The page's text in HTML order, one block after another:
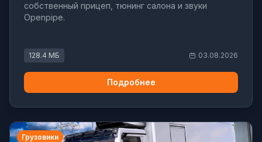
собственный прицеп, тюнинг салона и звуки
Openpipe.
128.4 МБ 03.08.2026
Подробнее
Грузовики